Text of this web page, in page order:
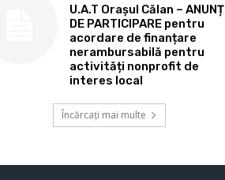
U.A.T Orașul Călan – ANUNȚ
DE PARTICIPARE pentru
acordare de finanțare
nerambursabilă pentru
activități nonprofit de
interes local
Încărcați mai multe